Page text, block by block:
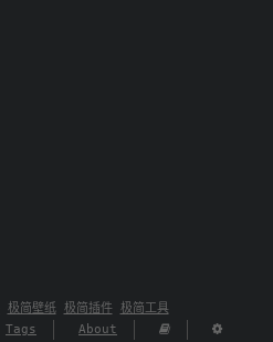
极简壁纸 极简插件 极简工具
Tags About